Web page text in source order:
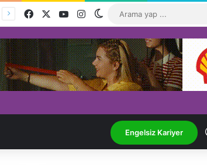
Facebook YouTubeInstagramDış görünümü değiştir
Engelsiz Kariyer